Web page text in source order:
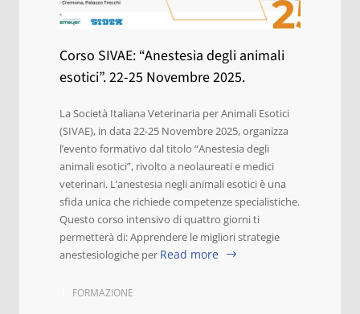
Corso SIVAE: “Anestesia degli animali
esotici”. 22-25 Novembre 2025.
La Società Italiana Veterinaria per Animali Esotici
(SIVAE), in data 22-25 Novembre 2025, organizza
l’evento formativo dal titolo “Anestesia degli
animali esotici”, rivolto a neolaureati e medici
veterinari. L’anestesia negli animali esotici è una
sfida unica che richiede competenze specialistiche.
Questo corso intensivo di quattro giorni ti
permetterà di: Apprendere le migliori strategie
anestesiologiche per Read more
FORMAZIONE